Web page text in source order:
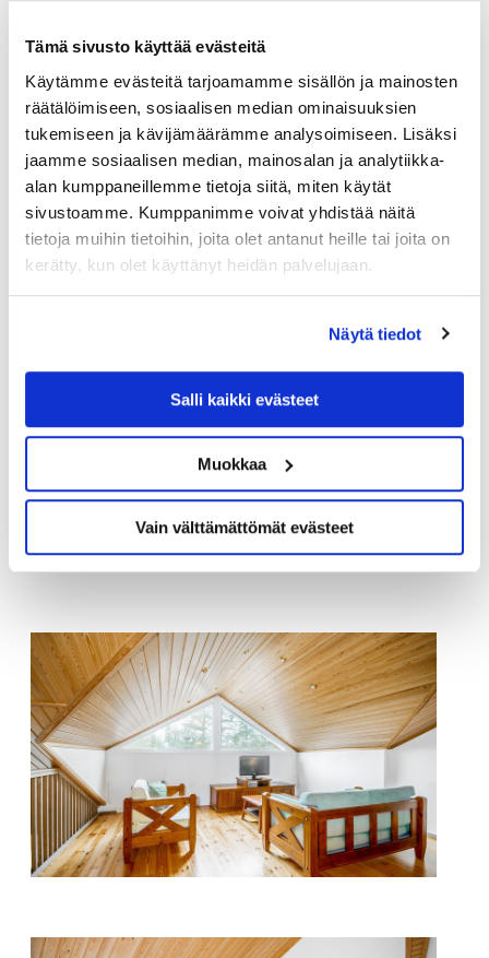
Tämä sivusto käyttää evästeitä
Käytämme evästeitä tarjoamamme sisällön ja mainosten
räätälöimiseen, sosiaalisen median ominaisuuksien
tukemiseen ja kävijämäärämme analysoimiseen. Lisäksi
jaamme sosiaalisen median, mainosalan ja analytiikka-
alan kumppaneillemme tietoja siitä, miten käytät
sivustoamme. Kumppanimme voivat yhdistää näitä
tietoja muihin tietoihin, joita olet antanut heille tai joita on
kerätty, kun olet käyttänyt heidän palvelujaan.
Näytä tiedot
Salli kaikki evästeet
Muokkaa
Vain välttämättömät evästeet